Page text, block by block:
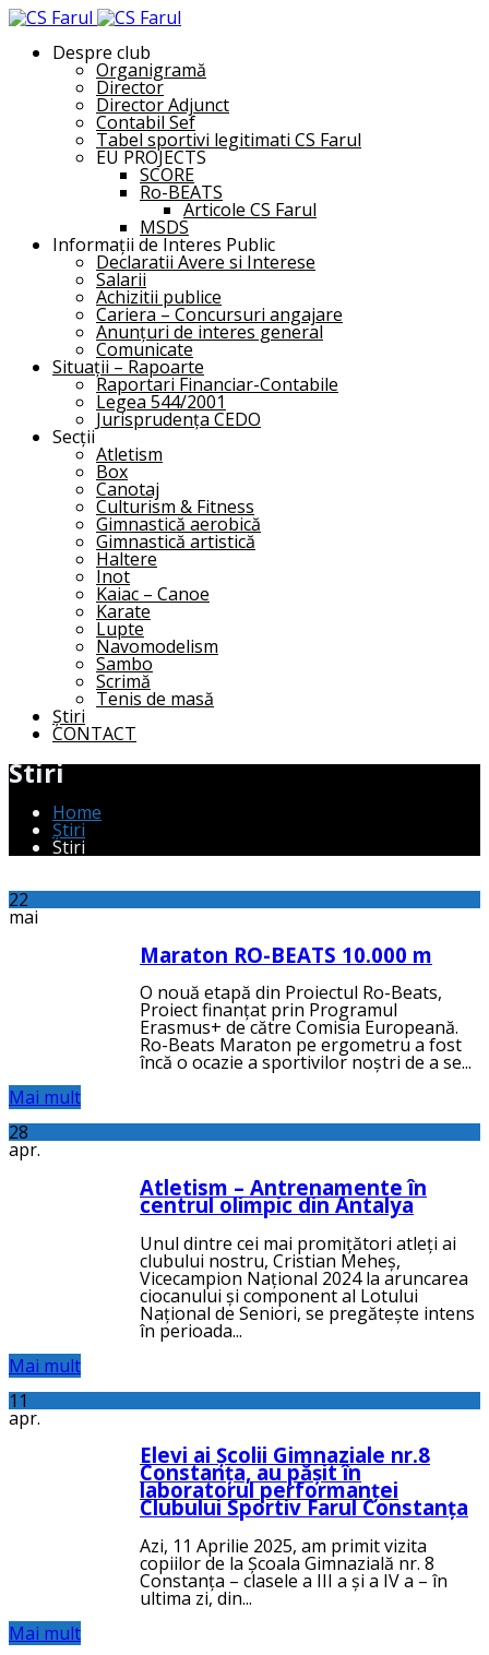
Despre club
Organigramă
Director
Director Adjunct
Contabil Sef
Tabel sportivi legitimati CS Farul
EU PROJECTS
SCORE
Ro-BEATS
Articole CS Farul
MSDS
Informații de Interes Public
Declaratii Avere si Interese
Salarii
Achizitii publice
Cariera – Concursuri angajare
Anunțuri de interes general
Comunicate
Situații – Rapoarte
Raportari Financiar-Contabile
Legea 544/2001
Jurisprudența CEDO
Secții
Atletism
Box
Canotaj
Culturism & Fitness
Gimnastică aerobică
Gimnastică artistică
Haltere
Inot
Kaiac – Canoe
Karate
Lupte
Navomodelism
Sambo
Scrimă
Tenis de masă
Știri
CONTACT
Stiri
Home
Știri
Stiri
22
mai
Maraton RO-BEATS 10.000 m
O nouă etapă din Proiectul Ro-Beats,
Proiect finanțat prin Programul
Erasmus+ de către Comisia Europeană.
Ro-Beats Maraton pe ergometru a fost
încă o ocazie a sportivilor noștri de a se...
Mai mult
28
apr.
Atletism – Antrenamente în
centrul olimpic din Antalya
Unul dintre cei mai promițători atleți ai
clubului nostru, Cristian Meheș,
Vicecampion Național 2024 la aruncarea
ciocanului și component al Lotului
Național de Seniori, se pregătește intens
în perioada...
Mai mult
11
apr.
Elevi ai Școlii Gimnaziale nr.8
Constanța, au pășit în
laboratorul performanței
Clubului Sportiv Farul Constanța
Azi, 11 Aprilie 2025, am primit vizita
copiilor de la Școala Gimnazială nr. 8
Constanța – clasele a III a și a IV a – în
ultima zi, din...
Mai mult